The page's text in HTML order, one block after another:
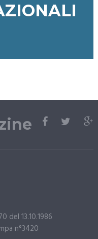
del 13.10.1986
n°3420